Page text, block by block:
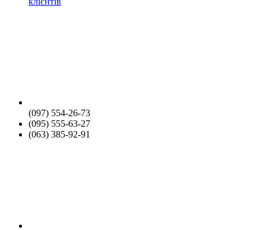
(097) 554-26-73
(095) 555-63-27
(063) 385-92-91